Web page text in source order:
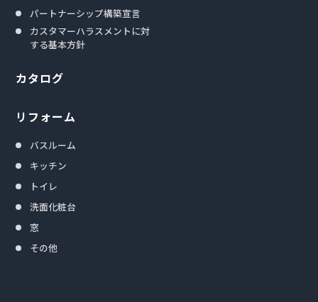
パートナーシップ構築宣言
カスタマーハラスメントに対
する基本方針
カタログ
リフォーム
バスルーム
キッチン
トイレ
洗面化粧台
窓
その他